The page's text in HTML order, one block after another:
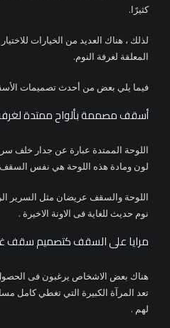
كثيرًا.
لذلك ، هناك العديد من الخيارات
المعلقة لغرفة النوم.
فيما يلي بعض من أحدث تصميمات
أسقف مصممة بألواح ممتدة
اللوحة الممتدة عبارة عن جدار خلف
لون ومادة هذه اللوحة هي نفس السقف
اللوحة والسقف عريضان مثل السرير
نوم حديث للغاية فى الاونة الاخيرة .
مرايا على السقف كتصميم سقف
هناك بعض الاشخاص يرغبون فى
تعد المرآة الكبيرة التي تغطي كامل
لهم .